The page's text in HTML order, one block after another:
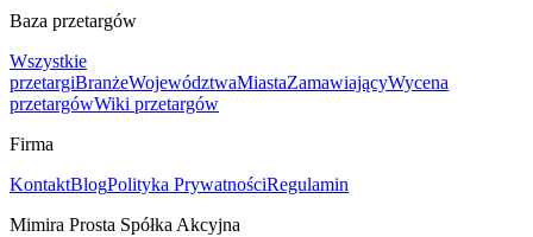
Baza przetargów
Wszystkie
przetargiBranżeWojewództwaMiastaZamawiającyWycena
przetargówWiki przetargów
Firma
KontaktBlogPolityka PrywatnościRegulamin
Mimira Prosta Spółka Akcyjna